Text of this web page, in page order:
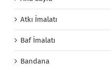
Atkı İmalatı
Baf İmalatı
Bandana